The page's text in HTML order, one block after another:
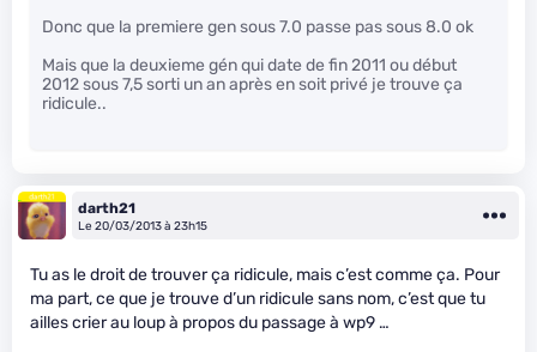
Donc que la premiere gen sous 7.0 passe pas sous 8.0 ok
Mais que la deuxieme gén qui date de fin 2011 ou début
2012 sous 7,5 sorti un an après en soit privé je trouve ça
ridicule..
darth21
Le 20/03/2013 à 23h15
Tu as le droit de trouver ça ridicule, mais c’est comme ça. Pour
ma part, ce que je trouve d’un ridicule sans nom, c’est que tu
ailles crier au loup à propos du passage à wp9 …